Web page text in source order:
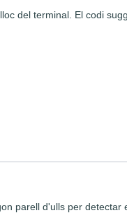
del terminal. El codi
parell d'ulls per detectar